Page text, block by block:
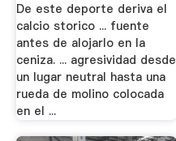
De este deporte deriva el
calcio storico ... fuente
antes de alojarlo en la
ceniza. ... agresividad desde
un lugar neutral hasta una
rueda de molino colocada
en el ...